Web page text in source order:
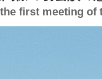
first meeting of